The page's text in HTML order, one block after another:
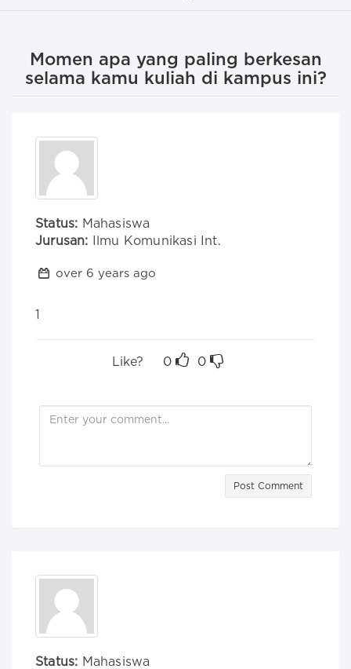
Momen apa yang paling berkesan
selama kamu kuliah di kampus ini?
Status: Mahasiswa
Jurusan: Ilmu Komunikasi Int.
over 6 years ago
1
Like? 0 0
Post Comment
Status: Mahasiswa